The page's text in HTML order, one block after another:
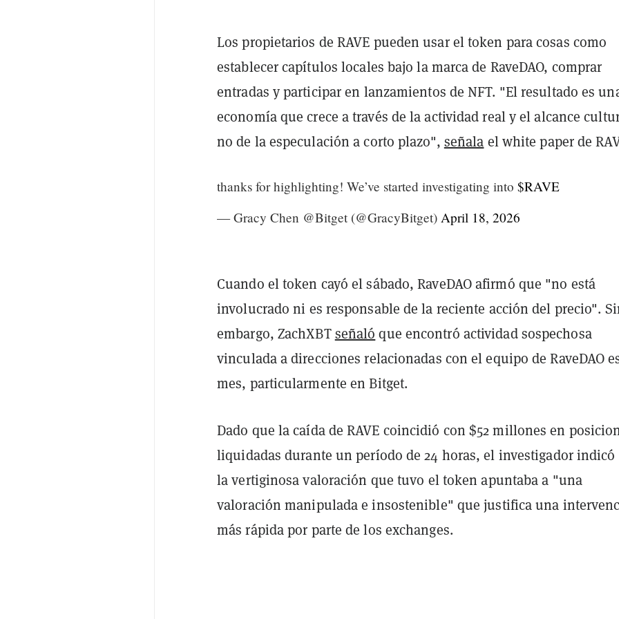
Los propietarios de RAVE pueden usar el token para cosas como
establecer capítulos locales bajo la marca de RaveDAO, comprar
entradas y participar en lanzamientos de NFT. "El resultado es
economía que crece a través de la actividad real y el alcance
no de la especulación a corto plazo", señala el white paper de
thanks for highlighting! We’ve started investigating into $RAVE
— Gracy Chen @Bitget (@GracyBitget) April 18, 2026
Cuando el token cayó el sábado, RaveDAO afirmó que "no está
involucrado ni es responsable de la reciente acción del precio".
embargo, ZachXBTseñaló que encontró actividad sospechosa
vinculada a direcciones relacionadas con el equipo de RaveDAO
mes, particularmente en Bitget.
Dado que la caída de RAVE coincidió con $52 millones en
liquidadas durante un período de 24 horas, el investigador indicó
la vertiginosa valoración que tuvo el token apuntaba a "una
valoración manipulada e insostenible" que justifica una
más rápida por parte de los exchanges.